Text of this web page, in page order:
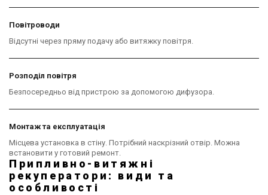
Повітроводи
Відсутні через пряму подачу або витяжку повітря.
Розподіл повітря
Безпосередньо від пристрою за допомогою дифузора.
Монтаж та експлуатація
Місцева установка в стіну. Потрібний наскрізний отвір. Можна
встановити у готовий ремонт.
Припливно-витяжні
рекуператори: види та
особливості